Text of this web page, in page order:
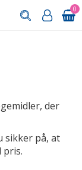
0
der
sikker på, at
pris.